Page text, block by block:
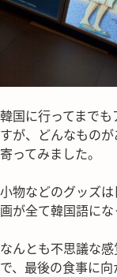
韓国に行ってまで
すが、どんなもの
寄ってみました。
小物などのグッズ
画が全て韓国語にな
なんとも不思議な
で、最後の食事に向